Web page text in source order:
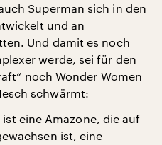
Superman sich in den
und an
Und damit es noch
werde, sei für den
noch Wonder Women
schwärmt:
ist eine Amazone, die auf
ist, eine